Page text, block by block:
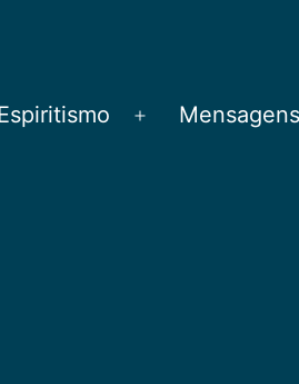
Abrir